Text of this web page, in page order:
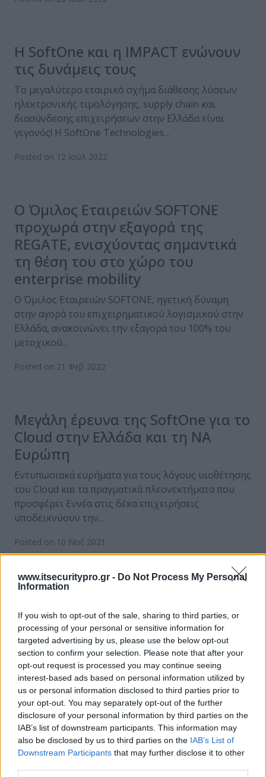
www.itsecuritypro.gr - Do Not Process My Personal
Information
If you wish to opt-out of the sale, sharing to third parties, or
processing of your personal or sensitive information for
targeted advertising by us, please use the below opt-out
section to confirm your selection. Please note that after your
opt-out request is processed you may continue seeing
interest-based ads based on personal information utilized by
us or personal information disclosed to third parties prior to
your opt-out. You may separately opt-out of the further
disclosure of your personal information by third parties on the
IAB’s list of downstream participants. This information may
also be disclosed by us to third parties on the IAB’s List of
Downstream Participants that may further disclose it to other
Η SoftOne και η IMPACT ενώνουν
τις δυνάμεις τους
Το μεγαλύτερο εταιρικό σχήμα διάθεσης λύσεων
ηλεκτρονικής τιμολόγησης, supply chain και
διασύνδεσης επιχειρήσεων στην Ελλάδα είναι
γεγονός! Η SoftOne Technologies…
Posted on 12 Ιούλ 2022
Ο Όμιλος Εταιρειών SOFTONE
προχωρά στην εξαγορά της
REGATE, ενισχύοντας σημαντικά
τη θέση του στο χώρο του
enterprise mobility
Ο Όμιλος Εταιρειών SOFTONE, ηγετική δύναμη
στην αγορά του επιχειρηματικού λογισμικού στην
Ελλάδα, ανακοινώνει την εξαγορά του 100% του
μετοχικού…
Posted on 21 Φεβ 2022
Μεγάλη έρευνα της SoftOne για το
Cloud στην Ελλάδα και τη ΝΑ
Ευρώπη
Εντυπωσιακά ευρήματα για τους λόγους υιοθέτησης
του Cloud και τα πραγματικά πλεονεκτήματα που
προσφέρει Εννέα στις δέκα επιχειρήσεις
υποδεικνύουν την…
Posted on 10 Νοέ 2021
ΕΓΓΡΑΦΗ ΣΤΟ NEWSLETTER
ΤΕΛΕΥΤΑΙΟ ΤΕΥΧΟΣ
Περιεχόμενα τεύχους